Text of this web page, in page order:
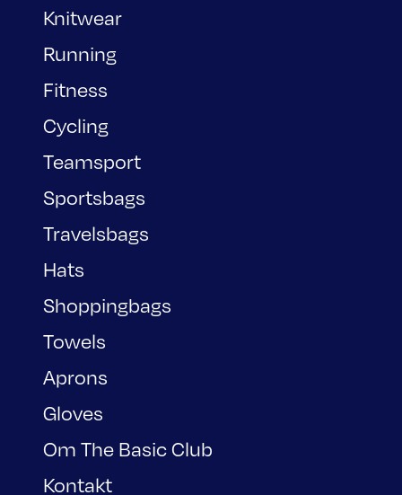
Knitwear
Running
Fitness
Cycling
Teamsport
Sportsbags
Travelsbags
Hats
Shoppingbags
Towels
Aprons
Gloves
Om The Basic Club
Kontakt